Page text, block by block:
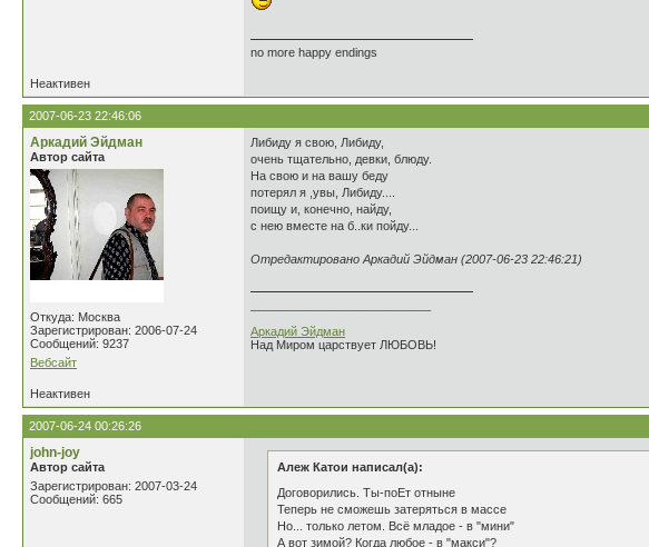
no more happy endings
Неактивен
2007-06-23 22:46:06
Аркадий Эйдман
Автор сайта
Откуда: Москва
Зарегистрирован: 2006-07-24
Сообщений: 9237
Вебсайт
Либиду я свою, Либиду,
очень тщательно, девки, блюду.
На свою и на вашу беду
потерял я ,увы, Либиду....
поищу и, конечно, найду,
с нею вместе на б..ки пойду...
Отредактировано Аркадий Эйдман (2007-06-23 22:46:21)
Аркадий Эйдман
Над Миром царствует ЛЮБОВЬ!
Неактивен
2007-06-24 00:26:26
john-joy
Автор сайта
Зарегистрирован: 2007-03-24
Сообщений: 665
Алеж Катои написал(а):
Договорились. Ты-поЕт отныне
Теперь не сможешь затеряться в массе
Но... только летом. Всё младое - в "мини"
А вот зимой? Когда любое - в "макси"?